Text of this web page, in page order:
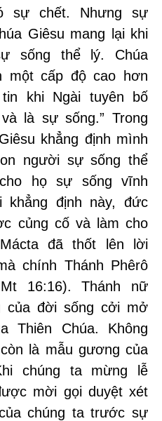
sự chết. Nhưng sự
Giêsu mang lại khi
sống thể lý. Chúa
một cấp độ cao hơn
khi Ngài tuyên bố
là sự sống.” Trong
khẳng định mình
người sự sống thể
họ sự sống vĩnh
khẳng định này, đức
củng cố và làm cho
đã thốt lên lời
chính Thánh Phêrô
16:16). Thánh nữ
của đời sống cởi mở
Thiên Chúa. Không
là mẫu gương của
chúng ta mừng lễ
mời gọi duyệt xét
chúng ta trước sự